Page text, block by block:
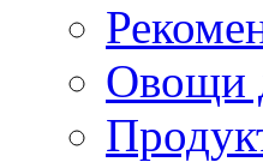
Овощи